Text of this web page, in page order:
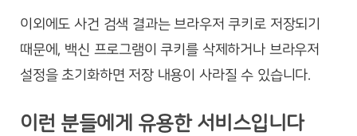
이외에도 사건 검색 결과는 브라우저 쿠키로 저장되기
때문에, 백신 프로그램이 쿠키를 삭제하거나 브라우저
설정을 초기화하면 저장 내용이 사라질 수 있습니다.
이런 분들에게 유용한 서비스입니다